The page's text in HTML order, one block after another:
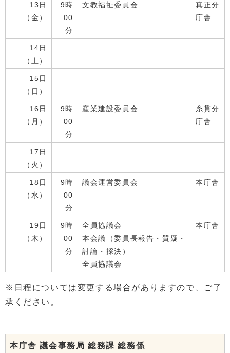
13日
（金）
9時
00
分
文教福祉委員会
真正分
庁舎
14日
（土）
15日
（日）
16日
（月）
9時
00
分
産業建設委員会
糸貫分
庁舎
17日
（火）
18日
（水）
9時
00
分
議会運営委員会 本庁舎
19日
（木）
9時
00
分
全員協議会
本会議（委員長報告・質疑・
討論・採決）
全員協議会
本庁舎
※日程については変更する場合がありますので、ご了
承ください。
本庁舎 議会事務局 総務課 総務係